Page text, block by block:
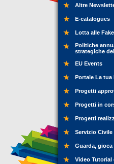
Altre
E-catalogues
Lotta alle
Politiche
strategiche
EU Events
Portale La tua
Progetti
Progetti in
Progetti
Servizio Civile
Guarda, gioca
Video Tutorial